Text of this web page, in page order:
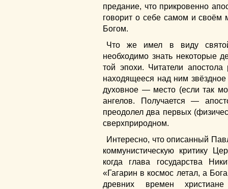
предание, что прикровенно
говорит о себе самом и своём
Богом.
Что же имел в виду
необходимо знать некоторые
той эпохи. Читатели
находящееся над ним
духовное — место (если так
ангелов. Получается —
преодолел два первых
сверхприродном.
Интересно, что описанный
коммунистическую критику
когда глава государства
«Гагарин в космос летал, а
древних времен